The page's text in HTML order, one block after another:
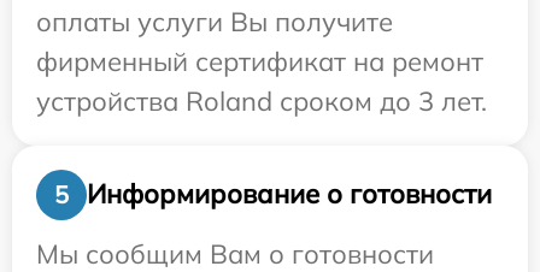
оплаты услуги Вы получите
фирменный сертификат на ремонт
устройства Roland сроком до 3 лет.
5
Информирование о готовности
Мы сообщим Вам о готовности